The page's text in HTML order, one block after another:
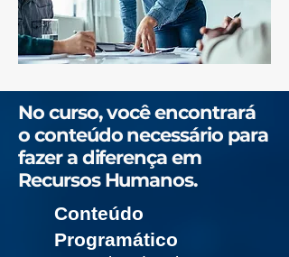
No curso, você encontrará
o conteúdo necessário para
fazer a diferença em
Recursos Humanos.
Conteúdo
Programático